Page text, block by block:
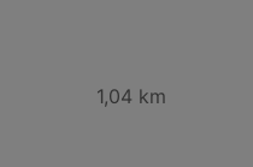
1,04 km